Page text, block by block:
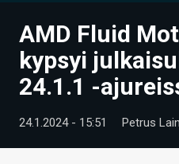
UUTISET
ARTIKKELIT
VIDEOT
TECHBBS
AMD Fluid
kypsyi
24.1.1 -
24.1.2024 - 15:51 Petrus